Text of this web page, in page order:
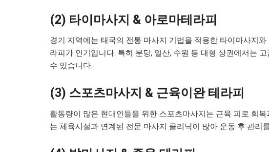
(2) 타이마사지 & 아로마테라피
경기 지역에는 태국의 전통 마사지 기법을 적용한 타이마사지
라피가 인기입니다. 특히 분당, 일산, 수원 등 대형 상권에서는
수 있습니다.
(3) 스포츠마사지 & 근육이완 테라피
활동량이 많은 현대인들을 위한 스포츠마사지는 근육 피로 회
는 체육시설과 연계된 전문 마사지 클리닉이 많아 운동 후 관리